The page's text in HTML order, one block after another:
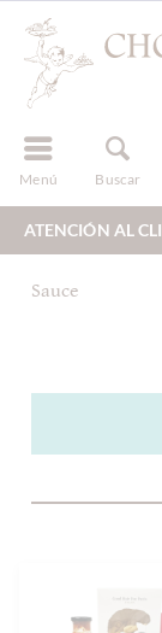
Menú Buscar
registro
ATENCIÓN AL
Sauce